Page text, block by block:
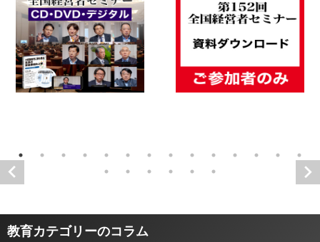
教育カテゴリーのコラム